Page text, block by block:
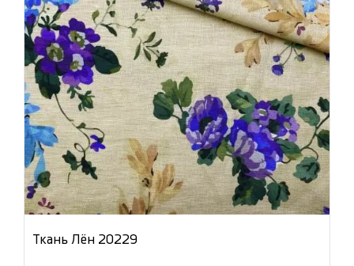
Ткань Лён 20229